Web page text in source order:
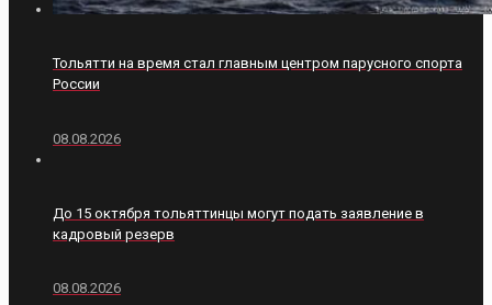
Тольятти на время стал главным центром парусного спорта
России
08.08.2026
До 15 октября тольяттинцы могут подать заявление в
кадровый резерв
08.08.2026